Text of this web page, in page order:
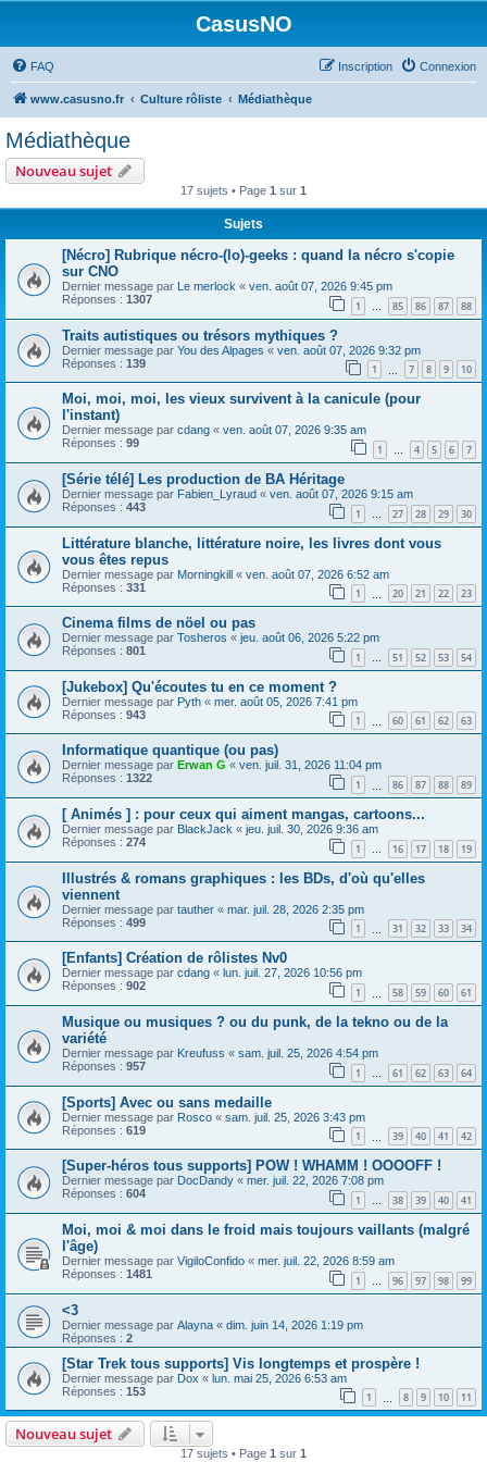
CasusNO
FAQ Connexion
Inscription
www.casusno.fr Culture rôliste Médiathèque
Médiathèque
Nouveau sujet
17 sujets • Page 1 sur 1
Sujets
[Nécro] Rubrique nécro-(lo)-geeks : quand la nécro s'copie
sur CNO
Dernier message par Le merlock « ven. août 07, 2026 9:45 pm
Réponses : 1307 1 … 85 86 87 88
Traits autistiques ou trésors mythiques ?
Dernier message par You des Alpages « ven. août 07, 2026 9:32 pm
Réponses : 139 1 7 8 9 10
Moi, moi, moi, les vieux survivent à la canicule (pour
l'instant)
Dernier message par cdang « ven. août 07, 2026 9:35 am
Réponses : 99 1 … 4 5 6 7
[Série télé] Les production de BA Héritage
Dernier message par Fabien_Lyraud « ven. août 07, 2026 9:15 am
Réponses : 443 1 … 27 28 29 30
Littérature blanche, littérature noire, les livres dont vous
vous êtes repus
Dernier message par Morningkill « ven. août 07, 2026 6:52 am
Réponses : 331 1 20 21 22 23
Cinema films de nöel ou pas
Dernier message par Tosheros « jeu. août 06, 2026 5:22 pm
Réponses : 801 1 … 51 52 53 54
[Jukebox] Qu'écoutes tu en ce moment ?
Dernier message par Pyth « mer. août 05, 2026 7:41 pm
Réponses : 943 1 60 61 62 63
Informatique quantique (ou pas)
Dernier message par Erwan G « ven. juil. 31, 2026 11:04 pm
Réponses : 1322 1 86 87 88 89
[ Animés ] : pour ceux qui aiment mangas, cartoons...
Dernier message par BlackJack « jeu. juil. 30, 2026 9:36 am
Réponses : 274 1 … 16 17 18 19
Illustrés & romans graphiques : les BDs, d'où qu'elles
viennent
Dernier message par tauther « mar. juil. 28, 2026 2:35 pm
Réponses : 499 1 31 32 33 34
[Enfants] Création de rôlistes Nv0
Dernier message par cdang « lun. juil. 27, 2026 10:56 pm
Réponses : 902 1 58 59 60 61
Musique ou musiques ? ou du punk, de la tekno ou de la
variété
Dernier message par Kreufuss « sam. juil. 25, 2026 4:54 pm
Réponses : 957 1 … 61 62 63 64
[Sports] Avec ou sans medaille
Dernier message par Rosco « sam. juil. 25, 2026 3:43 pm
Réponses : 619 1 39 40 41 42
[Super-héros tous supports] POW ! WHAMM ! OOOOFF !
Dernier message par DocDandy « mer. juil. 22, 2026 7:08 pm
Réponses : 604 1 … 38 39 40 41
Moi, moi & moi dans le froid mais toujours vaillants (malgré
l'âge)
Dernier message par VigiloConfido « mer. juil. 22, 2026 8:59 am
Réponses : 1481 1 … 96 97 98 99
<3
Dernier message par Alayna « dim. juin 14, 2026 1:19 pm
Réponses : 2
[Star Trek tous supports] Vis longtemps et prospère !
Dernier message par Dox « lun. mai 25, 2026 6:53 am
Réponses : 153 1 8 9 10 11
Nouveau sujet
17 sujets • Page 1 sur 1